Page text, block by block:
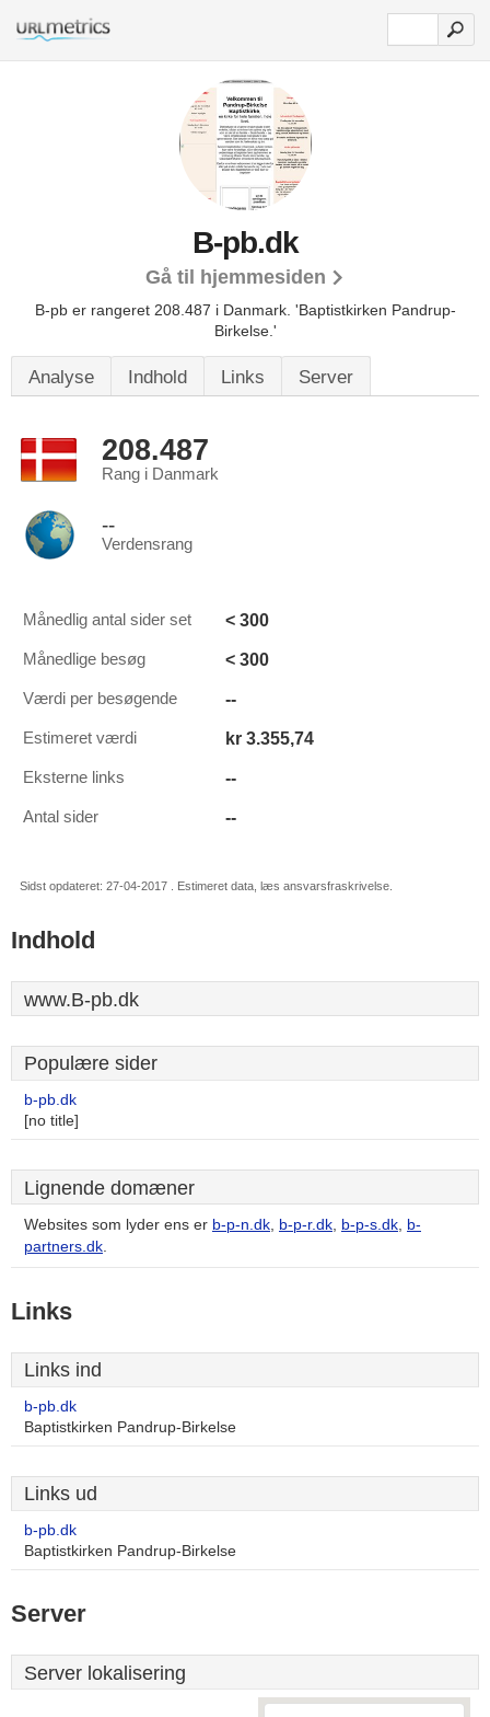
B-pb.dk
Gå til hjemmesiden
B-pb er rangeret 208.487 i Danmark. 'Baptistkirken Pandrup-
Birkelse.'
Analyse Indhold Links Server
208.487
Rang i Danmark
--
Verdensrang
Månedlig antal sider set < 300
Månedlige besøg < 300
Værdi per besøgende --
Estimeret værdi kr 3.355,74
Eksterne links --
Antal sider --
Sidst opdateret: 27-04-2017 . Estimeret data, læs ansvarsfraskrivelse.
Indhold
www.B-pb.dk
Populære sider
b-pb.dk
[no title]
Lignende domæner
Websites som lyder ens er b-p-n.dk, b-p-r.dk, b-p-s.dk, b-
partners.dk.
Links
Links ind
b-pb.dk
Baptistkirken Pandrup-Birkelse
Links ud
b-pb.dk
Baptistkirken Pandrup-Birkelse
Server
Server lokalisering